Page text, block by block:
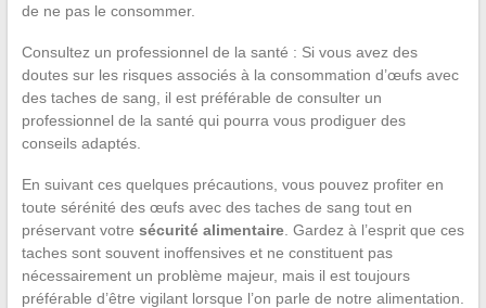
de ne pas le consommer.
Consultez un professionnel de la santé : Si vous avez des
doutes sur les risques associés à la consommation d’œufs avec
des taches de sang, il est préférable de consulter un
professionnel de la santé qui pourra vous prodiguer des
conseils adaptés.
En suivant ces quelques précautions, vous pouvez profiter en
toute sérénité des œufs avec des taches de sang tout en
préservant votre sécurité alimentaire. Gardez à l’esprit que ces
taches sont souvent inoffensives et ne constituent pas
nécessairement un problème majeur, mais il est toujours
préférable d’être vigilant lorsque l’on parle de notre alimentation.